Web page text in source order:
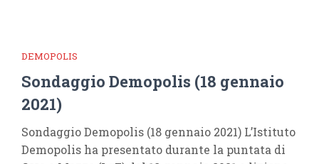
DEMOPOLIS
Sondaggio Demopolis (18 gennaio
2021)
Sondaggio Demopolis (18 gennaio 2021) L’Istituto
Demopolis ha presentato durante la puntata di